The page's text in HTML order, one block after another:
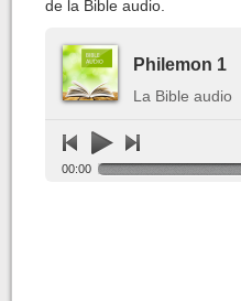
de la Bible audio.
Philemon 1
La Bible audio
00:00